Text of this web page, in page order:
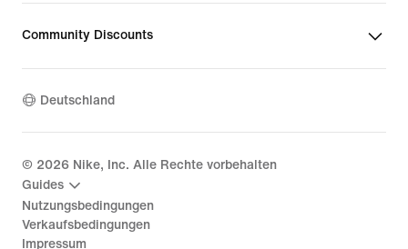
Community Discounts
Deutschland
© 2026 Nike, Inc. Alle Rechte vorbehalten
Guides
Nutzungsbedingungen
Verkaufsbedingungen
Impressum